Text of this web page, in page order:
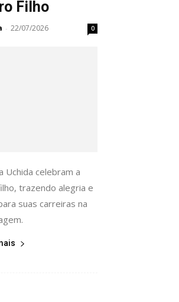
Filho
- 22/07/2026 0
Uchida celebram a
trazendo alegria e
suas carreiras na